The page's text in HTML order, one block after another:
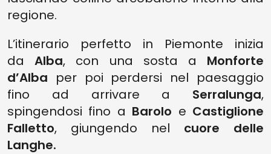
regione.
L’itinerario perfetto in Piemonte inizia
daAlba, con una sosta a Monforte
d’Alba per poi perdersi nel paesaggio
fino ad arrivare a Serralunga,
spingendosi fino a Barolo e Castiglione
Falletto, giungendo nel cuore delle
Langhe.